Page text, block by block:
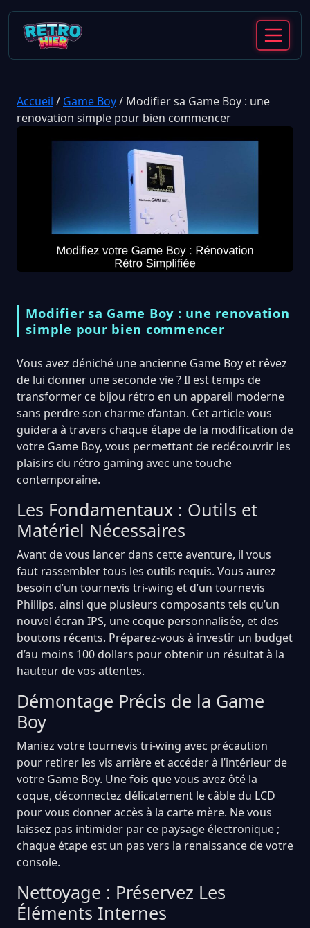
Accueil / Game Boy/ Modifier sa Game Boy : une
renovation simple pour bien commencer
Modifier sa Game Boy : une renovation
simple pour bien commencer
Vous avez déniché une ancienne Game Boy et rêvez
de lui donner une seconde vie ? Il est temps de
transformer ce bijou rétro en un appareil moderne
sans perdre son charme d’antan. Cet article vous
guidera à travers chaque étape de la modification de
votre Game Boy, vous permettant de redécouvrir les
plaisirs du rétro gaming avec une touche
contemporaine.
Les Fondamentaux : Outils et
Matériel Nécessaires
Avant de vous lancer dans cette aventure, il vous
faut rassembler tous les outils requis. Vous aurez
besoin d’un tournevis tri-wing et d’un tournevis
Phillips, ainsi que plusieurs composants tels qu’un
nouvel écran IPS, une coque personnalisée, et des
boutons récents. Préparez-vous à investir un budget
d’au moins 100 dollars pour obtenir un résultat à la
hauteur de vos attentes.
Démontage Précis de la Game
Boy
Maniez votre tournevis tri-wing avec précaution
pour retirer les vis arrière et accéder à l’intérieur de
votre Game Boy. Une fois que vous avez ôté la
coque, déconnectez délicatement le câble du LCD
pour vous donner accès à la carte mère. Ne vous
laissez pas intimider par ce paysage électronique ;
chaque étape est un pas vers la renaissance de votre
console.
Nettoyage : Préservez Les
Éléments Internes